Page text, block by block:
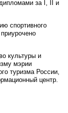
за I, II и
спортивного
культуры и
мэрии
туризма России,
центр.